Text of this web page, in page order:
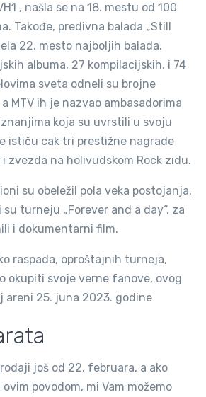
, našla se na 18. mestu od 100
Takođe, predivna balada „Still
22. mesto najboljih balada.
albuma, 27 kompilacijskih, i 74
sveta odneli su brojne
MTV ih je nazvao ambasadorima
koja su uvrstili u svoju
ističu cak tri prestižne nagrade
zvezda na holivudskom Rock zidu.
su obeležil pola veka postojanja.
turneju „Forever and a day“, za
i dokumentarni film.
raspada, oproštajnih turneja,
okupiti svoje verne fanove, ovog
areni 25. juna 2023. godine
još od 22. februara, a ako
povodom, mi Vam možemo